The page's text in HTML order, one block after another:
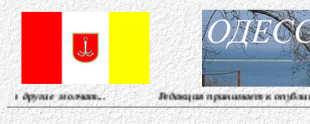
Редакция принимает к опубликованию